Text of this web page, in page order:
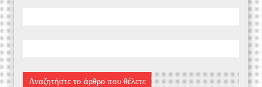
Αναζητήστε το άρθρο που θέλετε